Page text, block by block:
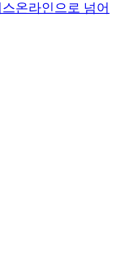
온라인으로 넘어